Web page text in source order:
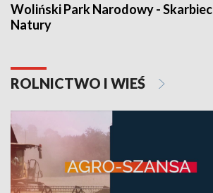
Woliński Park Narodowy - Skarbiec
Natury
ROLNICTWO I WIEŚ